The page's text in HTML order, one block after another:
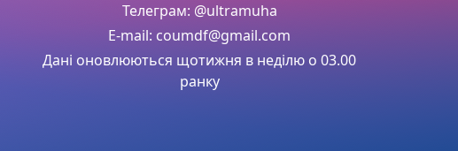
Телеграм: @ultramuha
E-mail: coumdf@gmail.com
Дані оновлюються щотижня в неділю о 03.00
ранку